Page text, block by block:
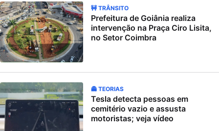
🚧 TRÂNSITO
Prefeitura de Goiânia realiza
intervenção na Praça Ciro Lisita,
no Setor Coimbra
👻 TEORIAS
Tesla detecta pessoas em
cemitério vazio e assusta
motoristas; veja vídeo